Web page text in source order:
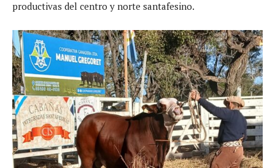
productivas del centro y norte santafesino.